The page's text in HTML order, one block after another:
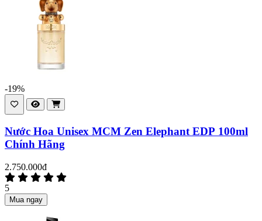
-19%
Nước Hoa Unisex MCM Zen Elephant EDP 100ml
Chính Hãng
2.750.000đ
5
Mua ngay